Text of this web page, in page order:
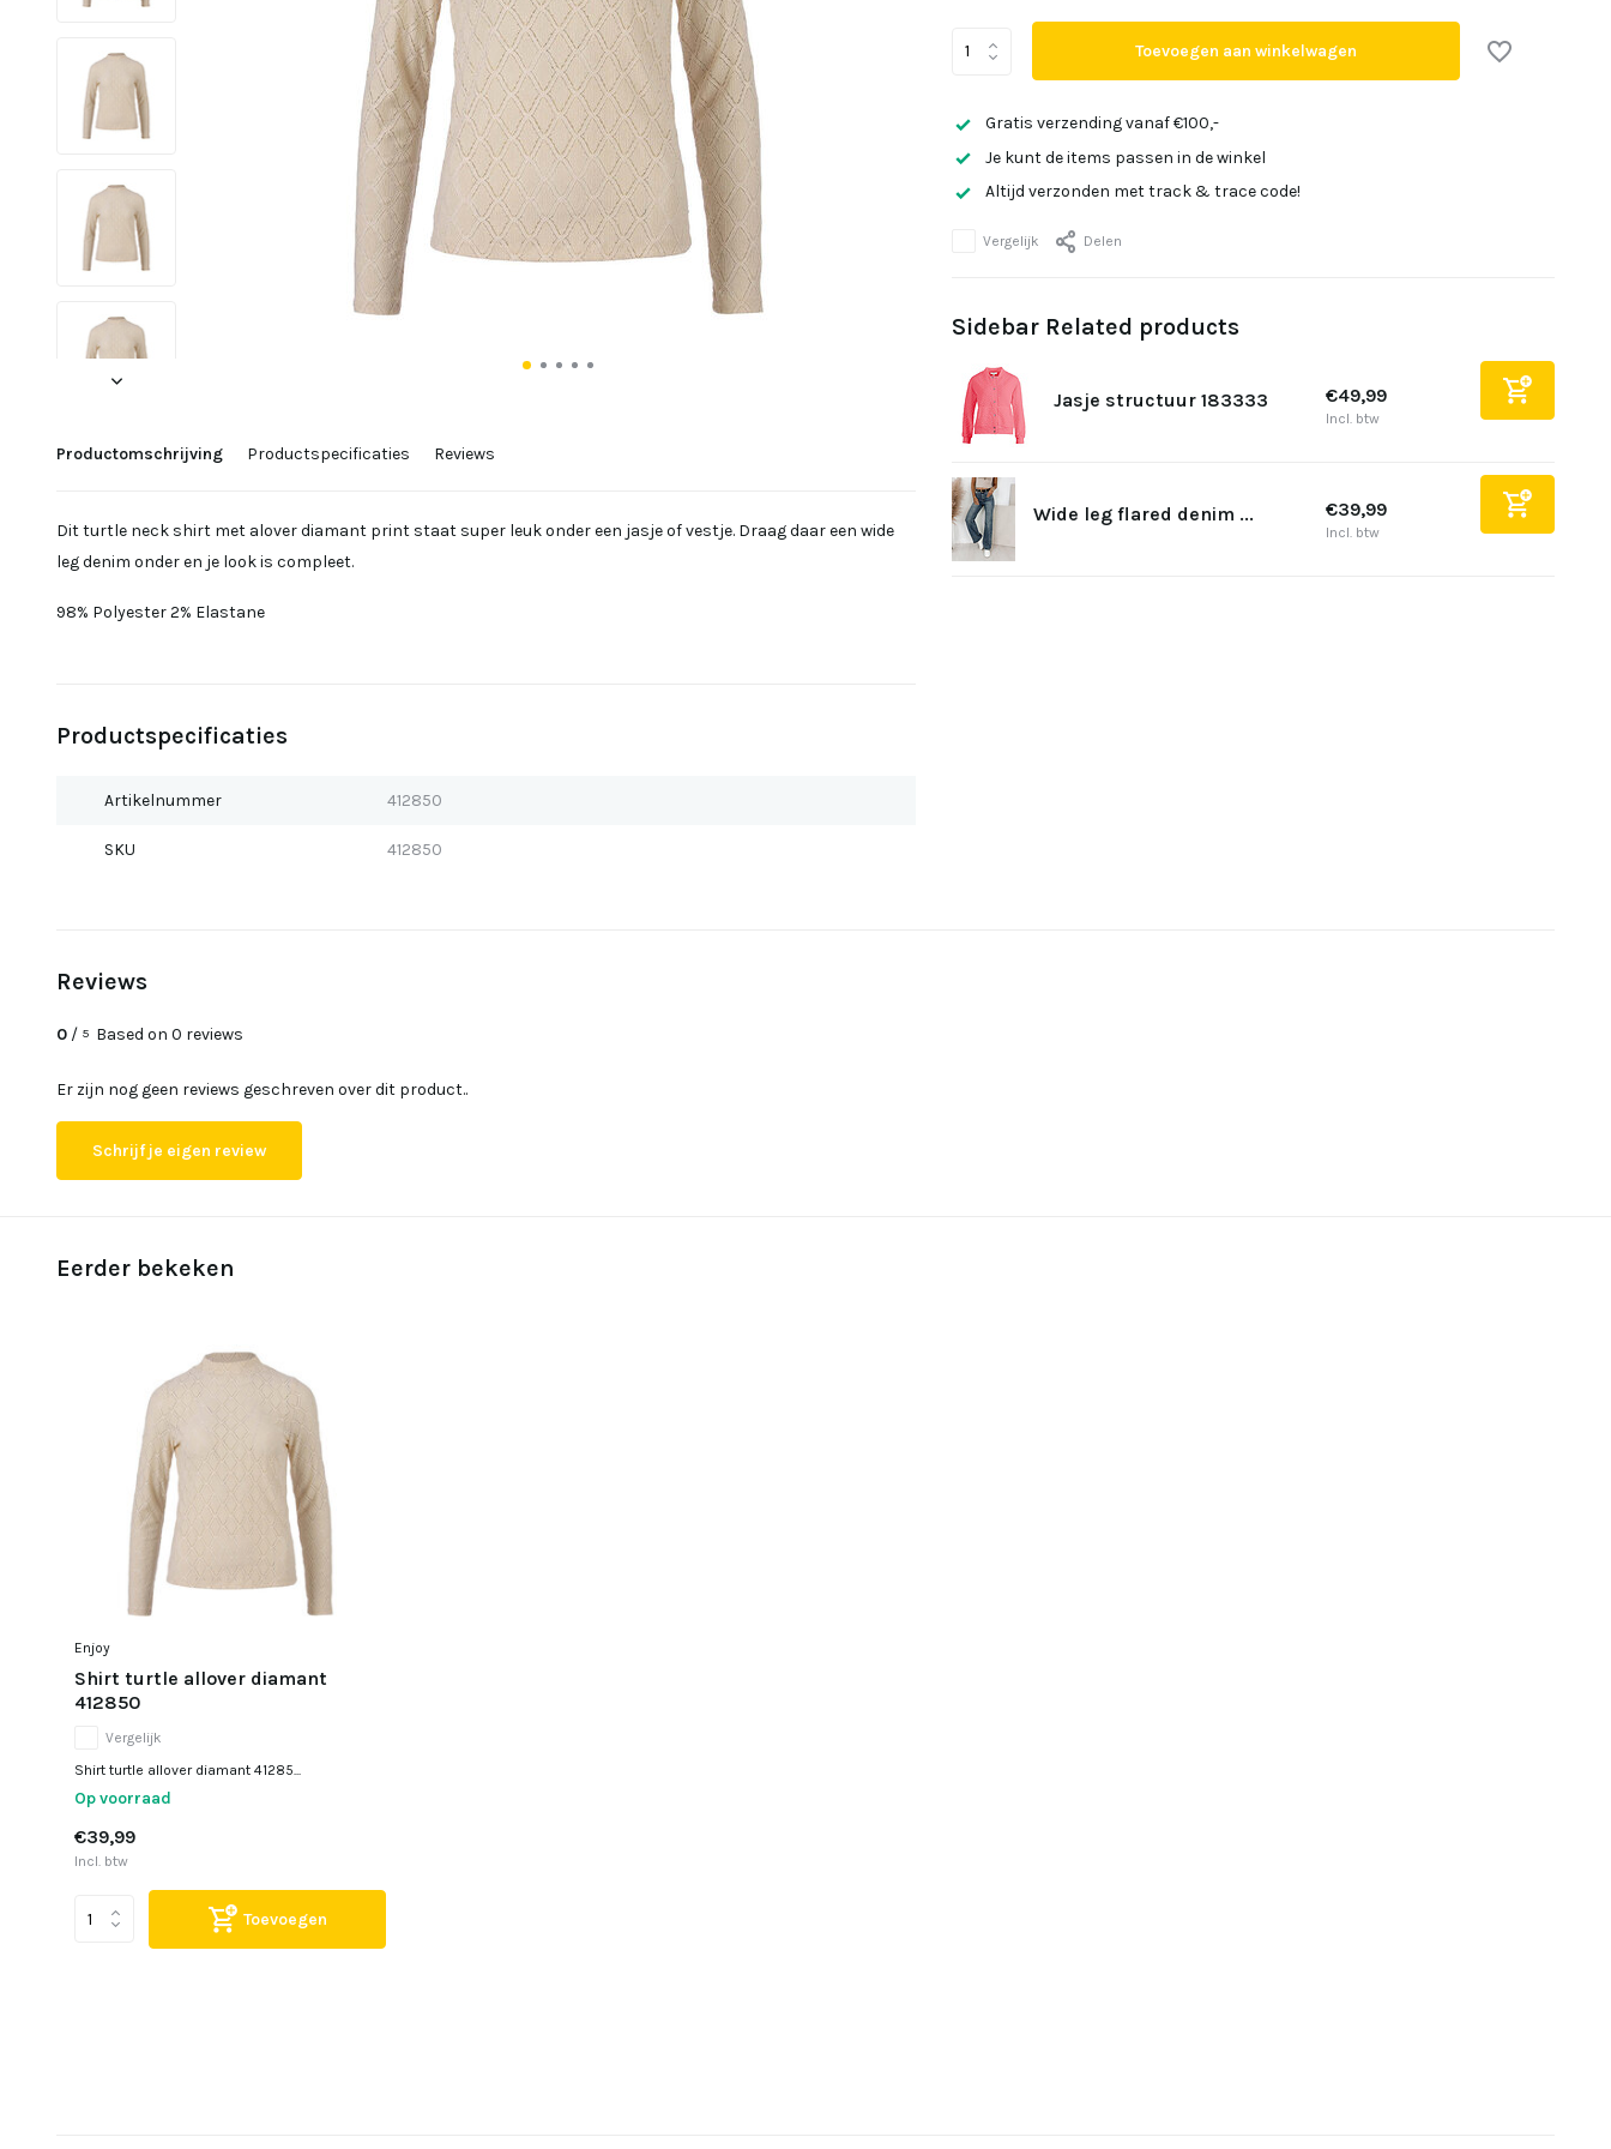
Productomschrijving Productspecificaties Reviews
Dit turtle neck shirt met alover diamant print staat super leuk onder een jasje of vestje. Draag daar een wide
leg denim onder en je look is compleet.
98% Polyester 2% Elastane
Productspecificaties
Artikelnummer 412850
SKU 412850
Toevoegen aan winkelwagen
Gratis verzending vanaf €100,-
Je kunt de items passen in de winkel
Altijd verzonden met track & trace code!
Vergelijk Delen
Sidebar Related products
Jasje structuur 183333 €49,99
Incl. btw
Wide leg flared denim ... €39,99
Incl. btw
Reviews
0 / 5 Based on 0 reviews
Er zijn nog geen reviews geschreven over dit product..
Schrijf je eigen review
Eerder bekeken
Enjoy
Shirt turtle allover diamant
412850
Vergelijk
Shirt turtle allover diamant 41285...
Op voorraad
€39,99
Incl. btw
Toevoegen